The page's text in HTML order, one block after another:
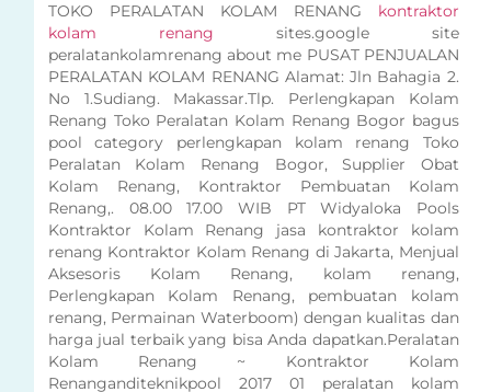
TOKO PERALATAN KOLAM RENANG kontraktor
kolam renang sites.google site
peralatankolamrenang about me PUSAT PENJUALAN
PERALATAN KOLAM RENANG Alamat: Jln Bahagia 2.
No 1.Sudiang. Makassar.Tlp. Perlengkapan Kolam
Renang Toko Peralatan Kolam Renang Bogor bagus
pool category perlengkapan kolam renang Toko
Peralatan Kolam Renang Bogor, Supplier Obat
Kolam Renang, Kontraktor Pembuatan Kolam
Renang,. 08.00 17.00 WIB PT Widyaloka Pools
Kontraktor Kolam Renang jasa kontraktor kolam
renang Kontraktor Kolam Renang di Jakarta, Menjual
Aksesoris Kolam Renang, kolam renang,
Perlengkapan Kolam Renang, pembuatan kolam
renang, Permainan Waterboom) dengan kualitas dan
harga jual terbaik yang bisa Anda dapatkan.Peralatan
Kolam Renang ~ Kontraktor Kolam
Renanganditeknikpool 2017 01 peralatan kolam